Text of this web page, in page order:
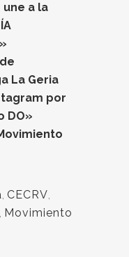
une a la
La Geria
por
DO»
, CECRV,
, Movimiento